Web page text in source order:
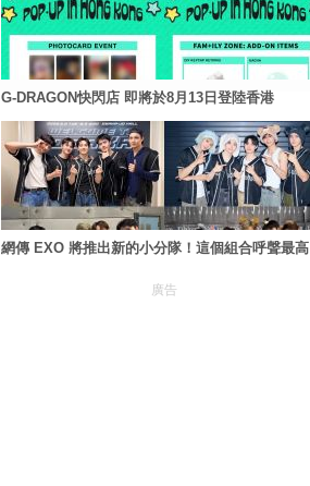
G-DRAGON快閃店 即將於8月13日登陸香港
網傳 EXO 將推出新的小分隊！這個組合呼聲最高
廣告